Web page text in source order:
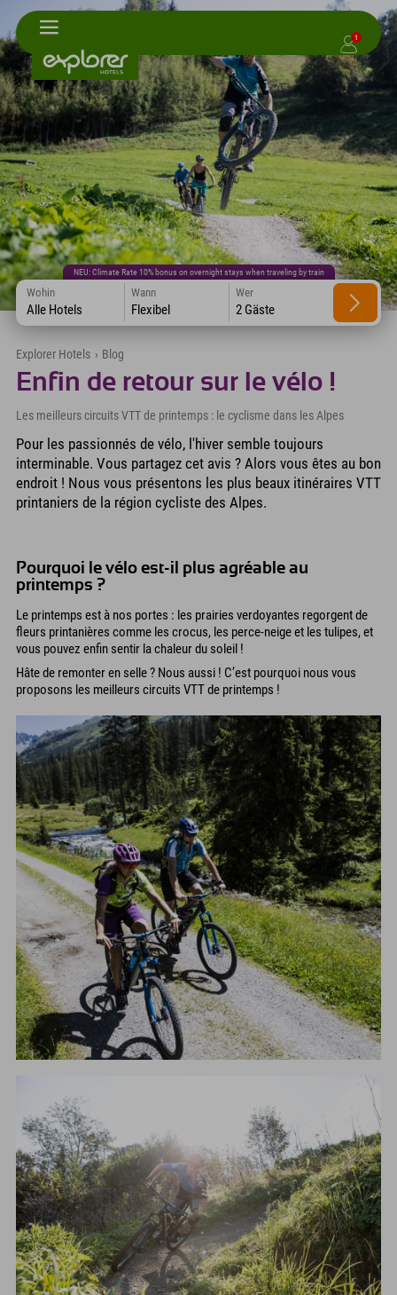
1
NEU: Climate Rate 10% bonus on overnight stays when traveling by train
Wohin
Alle Hotels
Wann
Flexibel
Wer
2 Gäste
Explorer Hotels › Blog
Enfin de retour sur le vélo !
Les meilleurs circuits VTT de printemps : le cyclisme dans les Alpes
Pour les passionnés de vélo, l'hiver semble toujours
interminable. Vous partagez cet avis ? Alors vous êtes au bon
endroit ! Nous vous présentons les plus beaux itinéraires VTT
printaniers de la région cycliste des Alpes.
Pourquoi le vélo est-il plus agréable au
printemps ?
Le printemps est à nos portes : les prairies verdoyantes regorgent de
fleurs printanières comme les crocus, les perce-neige et les tulipes, et
vous pouvez enfin sentir la chaleur du soleil !
Hâte de remonter en selle ? Nous aussi ! C’est pourquoi nous vous
proposons les meilleurs circuits VTT de printemps !